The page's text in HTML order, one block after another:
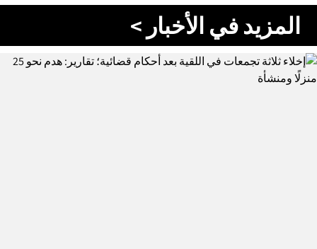
المزيد في الأخبار >